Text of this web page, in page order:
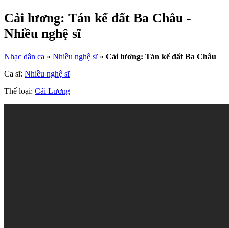
Cải lương: Tán kế đất Ba Châu -
Nhiều nghệ sĩ
Nhạc dân ca » Nhiều nghệ sĩ» Cải lương: Tán kế đất Ba Châu
Ca sĩ: Nhiều nghệ sĩ
Thể loại: Cải Lương